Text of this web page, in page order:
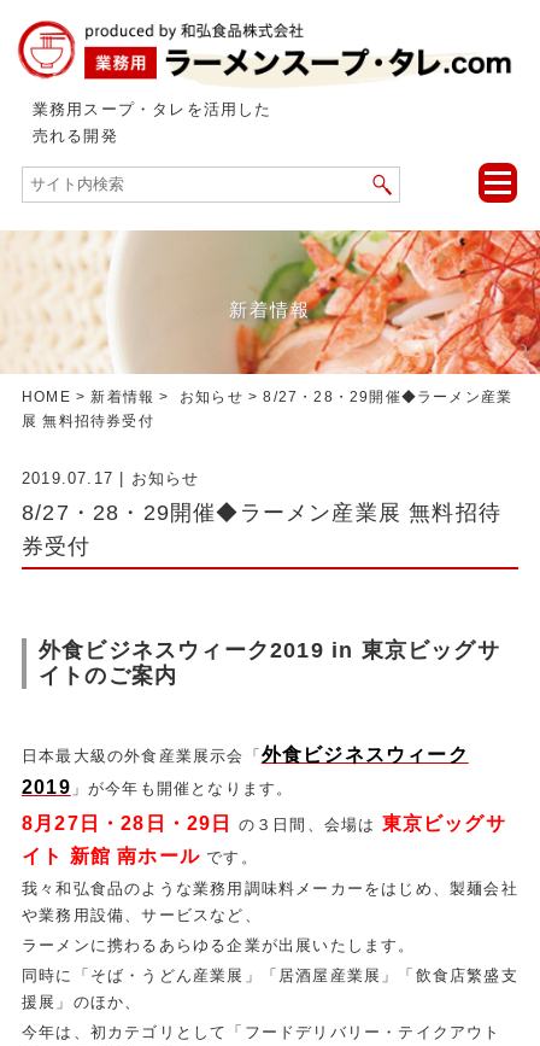
業務用スープ・タレを活用した
売れる開発
toggle
新着情報
HOME >新着情報 > お知らせ > 8/27・28・29開催◆ラーメン産業
展 無料招待券受付
2019.07.17 | お知らせ
8/27・28・29開催◆ラーメン産業展 無料招待
券受付
外食ビジネスウィーク2019 in 東京ビッグサ
イトのご案内
日本最大級の外食産業展示会「外食ビジネスウィーク
2019 」が今年も開催となります。
8月27日・28日・29日 の３日間、会場は 東京ビッグサ
イト 新館 南ホールです。
我々和弘食品のような業務用調味料メーカーをはじめ、製麺会社
や業務用設備、サービスなど、
ラーメンに携わるあらゆる企業が出展いたします。
同時に「そば・うどん産業展」「居酒屋産業展」「飲食店繁盛支
援展」のほか、
今年は、初カテゴリとして「フードデリバリー・テイクアウト